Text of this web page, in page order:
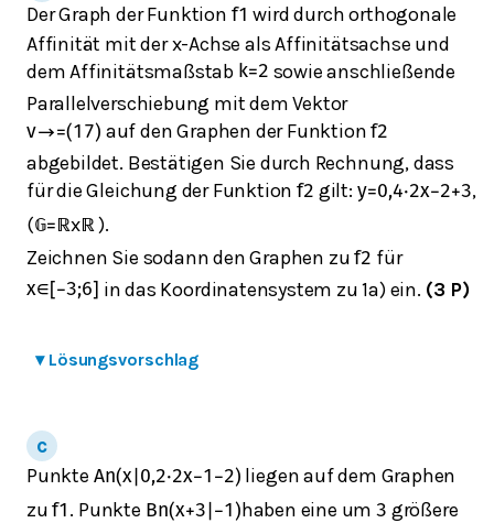
Der Graph der Funktion f1 wird durch orthogonale
Affinität mit der x-Achse als Affinitätsachse und
dem Affinitätsmaßstab k=2 sowie anschließende
Parallelverschiebung mit dem Vektor
v→=(1 7) auf den Graphen der Funktionf2
abgebildet. Bestätigen Sie durch Rechnung, dass
für die Gleichung der Funktionf2 gilt: y=0,4⋅2x−2+3,
(𝔾= ℝxℝ).
Zeichnen Sie sodann den Graphen zuf2 für
x∈ −3;6 in das Koordinatensystem zu 1a) ein. (3 P)
▾ Lösungsvorschlag
Punkte An(x 0,2⋅2x−1 −2) liegen auf dem Graphen
zuf1 . Punkte Bn(x+3 −1 )haben eine um3 größere